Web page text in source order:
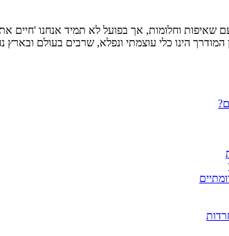
שאיפות וחלומות, אך בפועל לא תמיד אנחנו 'חיים
המודרך הינו כלי עוצמתי ונפלא, שרבים בעולם